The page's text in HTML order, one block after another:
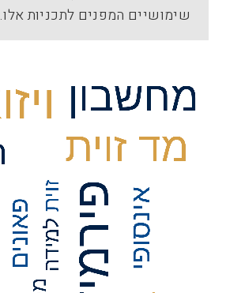
שימושיים המפנים לתכניות אלו.